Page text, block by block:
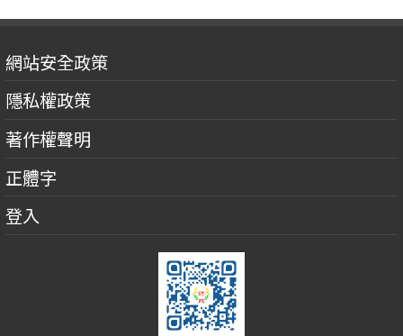
網站安全政策
隱私權政策
著作權聲明
正體字
登入